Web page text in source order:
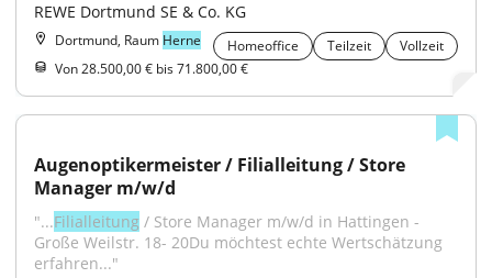
REWE Dortmund SE & Co. KG
Dortmund, Raum Herne Homeoffice Teilzeit
Vollzeit
Von 28.500,00 € bis 71.800,00 €
Augenoptikermeister / Filialleitung / Store
Manager m/w/d
"...Filialleitung / Store Manager m/w/d in Hattingen -
Große Weilstr. 18- 20Du möchtest echte Wertschätzung
erfahren..."